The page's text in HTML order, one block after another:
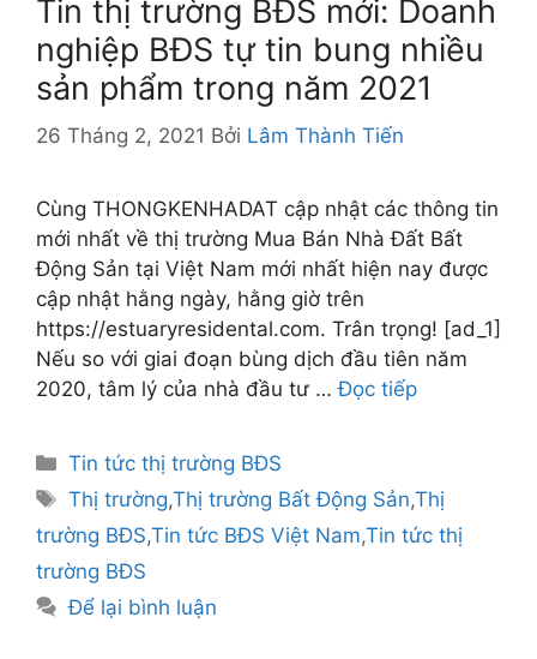
Tin thị trường BĐS mới: Doanh
nghiệp BĐS tự tin bung nhiều
sản phẩm trong năm 2021
26 Tháng 2, 2021 Bởi Lâm Thành Tiến
Cùng THONGKENHADAT cập nhật các thông tin
mới nhất về thị trường Mua Bán Nhà Đất Bất
Động Sản tại Việt Nam mới nhất hiện nay được
cập nhật hằng ngày, hằng giờ trên
https://estuaryresidental.com. Trân trọng! [ad_1]
Nếu so với giai đoạn bùng dịch đầu tiên năm
2020, tâm lý của nhà đầu tư …Đọc tiếp
Danh
mục
Tin tức thị trường BĐS
Thẻ
Thị trường,Thị trường Bất Động Sản,Thị
trường BĐS,Tin tức BĐS Việt Nam,Tin tức thị
trường BĐS
Để lại bình luận